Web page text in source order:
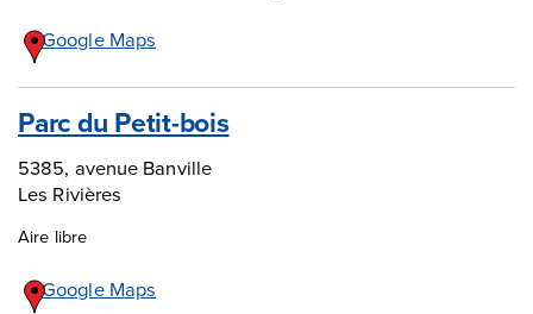
Google Maps
Parc du Petit-bois
5385, avenue Banville
Les Rivières
Aire libre
Google Maps